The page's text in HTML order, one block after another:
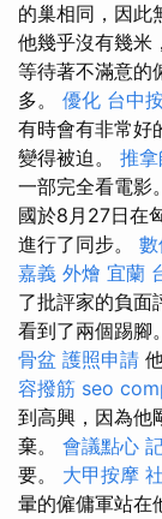
的巢相同，因此
他幾乎沒有幾米
等待著不滿意的
多。 優化 台中
有時會有非常好
變得被迫。 推拿
一部完全看電影
國於8月27日在
進行了同步。
嘉義 外燴 宜蘭
了批評家的負面
看到了兩個踢腳
骨盆 護照申請
容撥筋 seo
到高興，因為他
棄。 會議點心
要。 大甲按摩
暈的僱傭軍站在